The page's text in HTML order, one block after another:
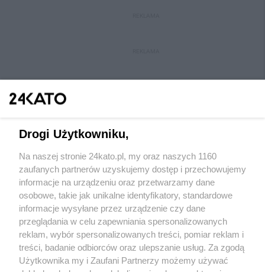
Wydawca mediów lokalnych
Nie zapomnij
zapoznać się z:
polityką prywatności regulamin korzystania z portali
Twojemiasto Skontakuj sięz nami
Drogi Użytkowniku,
Na naszej stronie 24kato.pl, my oraz naszych 1160
zaufanych partnerów uzyskujemy dostęp i przechowujemy
informacje na urządzeniu oraz przetwarzamy dane
osobowe, takie jak unikalne identyfikatory, standardowe
informacje wysyłane przez urządzenie czy dane
przeglądania w celu zapewniania spersonalizowanych
reklam, wybór spersonalizowanych treści, pomiar reklam i
treści, badanie odbiorców oraz ulepszanie usług. Za zgodą
Użytkownika my i Zaufani Partnerzy możemy używać